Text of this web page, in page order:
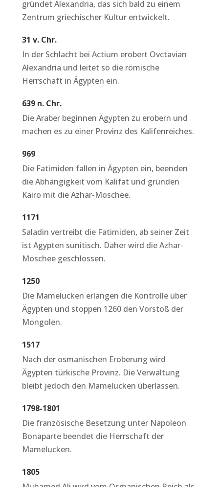
gründet Alexandria, das sich bald zu einem
Zentrum griechischer Kultur entwickelt.
31 v. Chr.
In der Schlacht bei Actium erobert Ovctavian
Alexandria und leitet so die römische
Herrschaft in Ägypten ein.
639 n. Chr.
Die Araber beginnen Ägypten zu erobern und
machen es zu einer Provinz des Kalifenreiches.
969
Die Fatimiden fallen in Ägypten ein, beenden
die Abhängigkeit vom Kalifat und gründen
Kairo mit die Azhar-Moschee.
1171
Saladin vertreibt die Fatimiden, ab seiner Zeit
ist Ägypten sunitisch. Daher wird die Azhar-
Moschee geschlossen.
1250
Die Mamelucken erlangen die Kontrolle über
Ägypten und stoppen 1260 den Vorstoß der
Mongolen.
1517
Nach der osmanischen Eroberung wird
Ägypten türkische Provinz. Die Verwaltung
bleibt jedoch den Mamelucken überlassen.
1798-1801
Die französische Besetzung unter Napoleon
Bonaparte beendet die Herrschaft der
Mamelucken.
1805